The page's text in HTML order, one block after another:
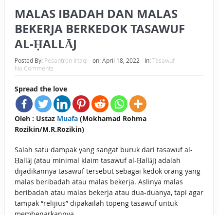
BAHASA CINTA KARENA ALLAH
HUKUM MEMBAYAR ZAKAT DENGAN CARA MENGANGSUR
HUKUM MEMBAYAR ZAKAT KEPADA KERABAT SENDIRI
MALAS IBADAH DAN MALAS
BEKERJA BERKEDOK TASAWUF
AL-ḤALLĀJ
Posted By: Pesantren Irtaqi on:April 18, 2022 In:Tasawuf
No Comments
Spread the love
Oleh : Ustaz Muafa(Mokhamad Rohma
Rozikin/M.R.Rozikin)
Salah satu dampak yang sangat buruk dari tasawuf al-
Ḥallāj (atau minimal klaim tasawuf al-Ḥallāj) adalah
dijadikannya tasawuf tersebut sebagai kedok orang yang
malas beribadah atau malas bekerja. Aslinya malas
beribadah atau malas bekerja atau dua-duanya, tapi agar
tampak “relijius” dipakailah topeng tasawuf untuk